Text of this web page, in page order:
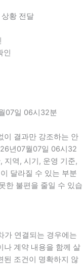
황 전달
인
07일 06시32분
이 결과만 강조하는 안
년07월07일 06시32
지역, 시기, 운영 기준,
달라질 수 있는 부분
한 불편을 줄일 수 있습
가 연결되는 경우에는
나 계약 내용을 함께 살
된 조건이 명확하지 않